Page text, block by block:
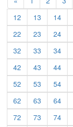
12
13 14
22
23 24
32
33 34
42
43 44
52
53 54
62
63 64
72
73 74